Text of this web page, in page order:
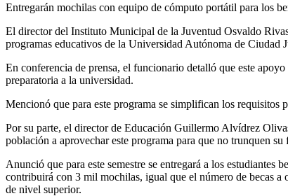
Entregarán mochilas con equipo de cómputo portátil para los
El director del Instituto Municipal de la Juventud Osvaldo
programas educativos de la Universidad Autónoma de Ciudad
En conferencia de prensa, el funcionario detalló que este
preparatoria a la universidad.
Mencionó que para este programa se simplifican los requisitos
Por su parte, el director de Educación Guillermo Alvídrez
población a aprovechar este programa para que no trunquen su
Anunció que para este semestre se entregará a los
contribuirá con 3 mil mochilas, igual que el número de becas a
de nivel superior.